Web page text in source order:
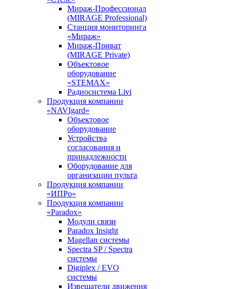
Мираж-Профессионал
(MIRAGE Professional)
Станция мониторинга
«Мираж»
Мираж-Приват
(MIRAGE Private)
Объектовое
оборудование
«STEMAX»
Радиосистема Livi
Продукция компании
«NAVIgard»
Объектовое
оборудование
Устройства
согласования и
принадлежности
Оборудование для
организации пульта
Продукция компании
«ИПРо»
Продукция компании
«Paradox»
Модули связи
Paradox Insight
Magellan системы
Spectra SP / Spectra
системы
Digiplex / EVO
системы
Извещатели движения